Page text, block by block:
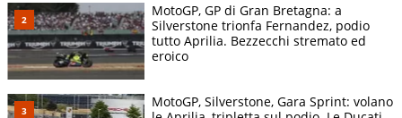
MotoGP, GP di Gran Bretagna: a
Silverstone trionfa Fernandez, podio
tutto Aprilia. Bezzecchi stremato ed
eroico
MotoGP, Silverstone, Gara Sprint: volano